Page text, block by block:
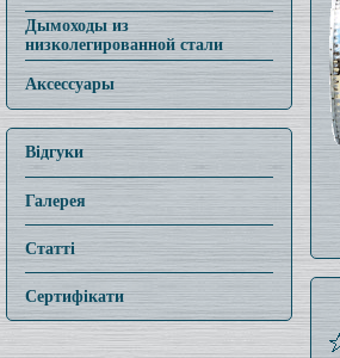
Дымоходы из
низколегированной стали
Аксессуары
Відгуки
Галерея
Статті
Сертифікати